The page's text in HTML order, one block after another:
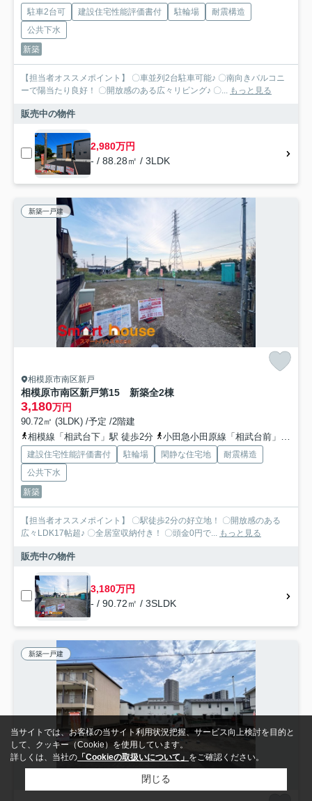
駐車2台可 建設住宅性能評価書付 駐輪場
耐震構造
公共下水
新築
【担当者オススメポイント】 〇車並列2台駐車可能♪ 〇南向きバルコニ
ーで陽当たり良好！ 〇開放感のある広々リビング♪ 〇...
もっと見る
販売中の物件
2,980万円
- / 88.28㎡ / 3LDK
新築一戸建
相模原市南区新戸
相模原市南区新戸第15 新築全2棟
3,180万円
90.72㎡ (3LDK) /予定 /2階建
相模線「相武台下」駅 徒歩2分
小田急小田原線「相武台前」駅 バス13分 神奈川中央交通「相武台下駅」 停歩1分
建設住宅性能評価書付 駐輪場 閑静な住宅地
耐震構造
公共下水
新築
【担当者オススメポイント】 〇駅徒歩2分の好立地！ 〇開放感のある
広々LDK17帖超♪ 〇全居室収納付き！ 〇頭金0円で...
もっと見る
販売中の物件
3,180万円
- / 90.72㎡ / 3SLDK
新築一戸建
当サイトでは、お客様の当サイト利用状況把握、サービス向上検討を目的と
して、クッキー（Cookie）を使用しています。
詳しくは、当社の 「Cookieの取扱いについて」 をご確認ください。
閉じる